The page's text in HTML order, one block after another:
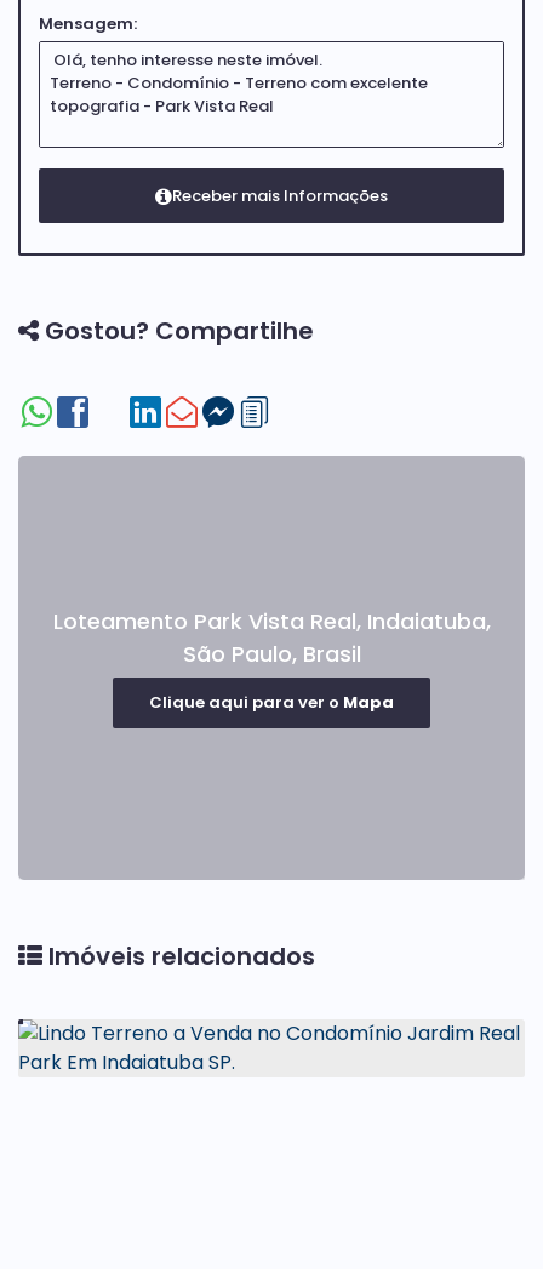
Mensagem:
Gostou? Compartilhe
Loteamento Park Vista Real, Indaiatuba,
São Paulo, Brasil
Clique aqui para ver o Mapa
Imóveis relacionados